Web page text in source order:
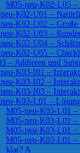
M05-neu-K02-L05 –
K02-U01 –
K02-U02 – Große
K02-U03 –
K02-U04 –
K02-U05 –
– Addieren und
K03-I01 –
K03-I02 –
K03-I03 –
K03-L01 –
M05-neu-K03-L01 –
M05-neu-K03-L01 –
M05-neu-K03-L01 –
M05-neu-K03-L01 –
klar? A